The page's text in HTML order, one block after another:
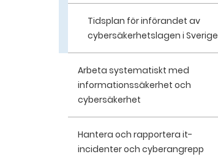
Tidsplan för införandet av
cybersäkerhetslagen i Sverige
Arbeta systematiskt med
informationssäkerhet och
cybersäkerhet
Hantera och rapportera it-
incidenter och cyberangrepp